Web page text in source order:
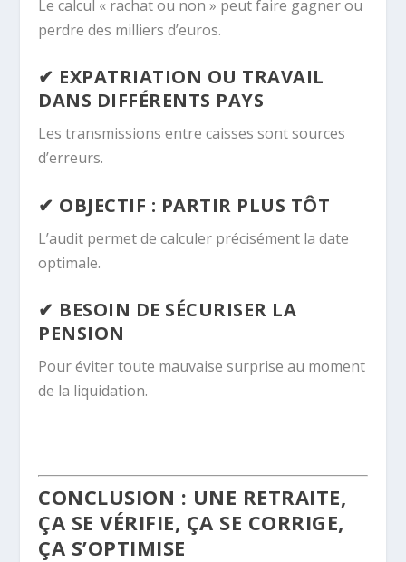
Le calcul « rachat ou non » peut faire gagner ou
perdre des milliers d’euros.
✔ EXPATRIATION OU TRAVAIL
DANS DIFFÉRENTS PAYS
Les transmissions entre caisses sont sources
d’erreurs.
✔ OBJECTIF : PARTIR PLUS TÔT
L’audit permet de calculer précisément la date
optimale.
✔ BESOIN DE SÉCURISER LA
PENSION
Pour éviter toute mauvaise surprise au moment
de la liquidation.
CONCLUSION : UNE RETRAITE,
ÇA SE VÉRIFIE, ÇA SE CORRIGE,
ÇA S’OPTIMISE